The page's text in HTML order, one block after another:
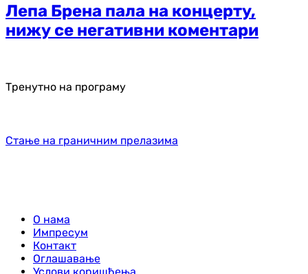
Лепа Брена пала на концерту,
нижу се негативни коментари
Тренутно на програму
Стање на граничним прелазима
О нама
Импресум
Контакт
Оглашавање